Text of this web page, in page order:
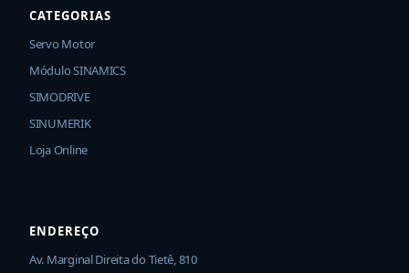
CATEGORIAS
Servo Motor
Módulo SINAMICS
SIMODRIVE
SINUMERIK
Loja Online
ENDEREÇO
Av. Marginal Direita do Tietê, 810